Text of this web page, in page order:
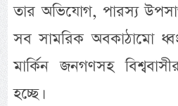
তার অভিযোগ, পারস্য
সব সামরিক অবকাঠামো
মার্কিন জনগণসহ
হচ্ছে।